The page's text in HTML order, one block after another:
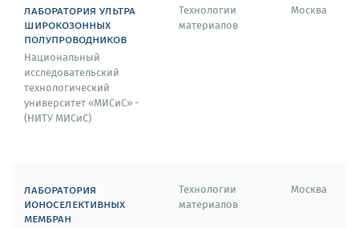
лаборатория ультра
широкозонных
полупроводников
Национальный
исследовательский
технологический
университет «МИСиС» -
(НИТУ МИСиС)
Технологии
материалов
Москва
лаборатория
ионоселективных
мембран
Технологии
материалов
Москва